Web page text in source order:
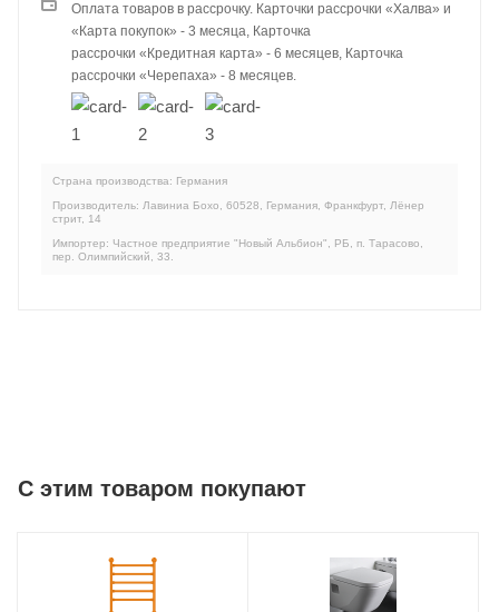
Оплата товаров в рассрочку. Карточки рассрочки «Халва» и
«Карта покупок» - 3 месяца, Карточка
рассрочки «Кредитная карта» - 6 месяцев, Карточка
рассрочки «Черепаха» - 8 месяцев.
Страна производства: Германия
Производитель: Лавиниа Бохо, 60528, Германия, Франкфурт, Лёнер
стрит, 14
Импортер: Частное предприятие "Новый Альбион", РБ, п. Тарасово,
пер. Олимпийский, 33.
C этим товаром покупают